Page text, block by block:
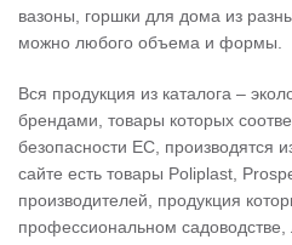
вазоны, горшки для дома из
можно любого объема и формы.
Вся продукция из каталога –
брендами, товары которых
безопасности ЕС, производятся
сайте есть товары Poliplast,
производителей, продукция
профессиональном